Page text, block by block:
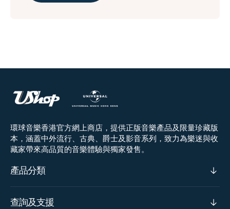
環球音樂香港官方網上商店，提供正版音樂產品及限量珍藏版
本，涵蓋中外流行、古典、爵士及影音系列，致力為樂迷與收
藏家帶來高品質的音樂體驗與獨家發售。
產品分類
查詢及支援